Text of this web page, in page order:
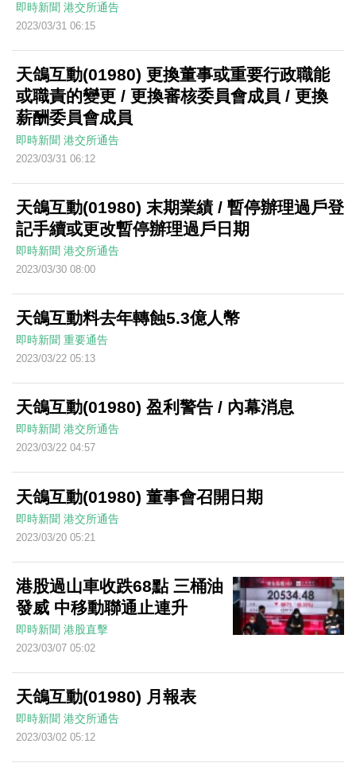
即時新聞 港交所通告
2023/03/31 06:15
天鴿互動(01980) 更換董事或重要行政職能
或職責的變更 / 更換審核委員會成員 / 更換
薪酬委員會成員
即時新聞 港交所通告
2023/03/31 06:12
天鴿互動(01980) 末期業績 / 暫停辦理過戶登
記手續或更改暫停辦理過戶日期
即時新聞 港交所通告
2023/03/30 08:00
天鴿互動料去年轉蝕5.3億人幣
即時新聞 重要通告
2023/03/22 05:13
天鴿互動(01980) 盈利警告 / 內幕消息
即時新聞 港交所通告
2023/03/22 04:57
天鴿互動(01980) 董事會召開日期
即時新聞 港交所通告
2023/03/20 05:21
港股過山車收跌68點 三桶油
發威 中移動聯通止連升
即時新聞 港股直擊
2023/03/07 05:02
天鴿互動(01980) 月報表
即時新聞 港交所通告
2023/03/02 05:12